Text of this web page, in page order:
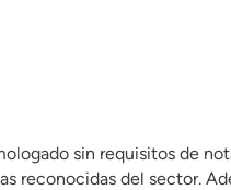
sin requisitos de
reconocidas del sector.